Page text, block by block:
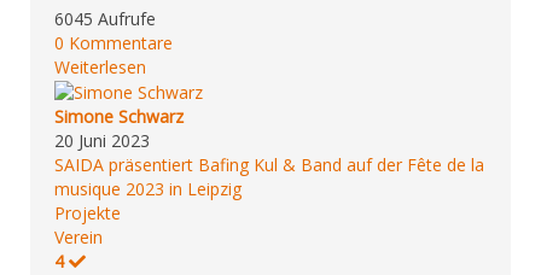
6045 Aufrufe
0 Kommentare
Weiterlesen
Simone Schwarz
20 Juni 2023
SAIDA präsentiert Bafing Kul & Band auf der Fête de la
musique 2023 in Leipzig
Projekte
Verein
4